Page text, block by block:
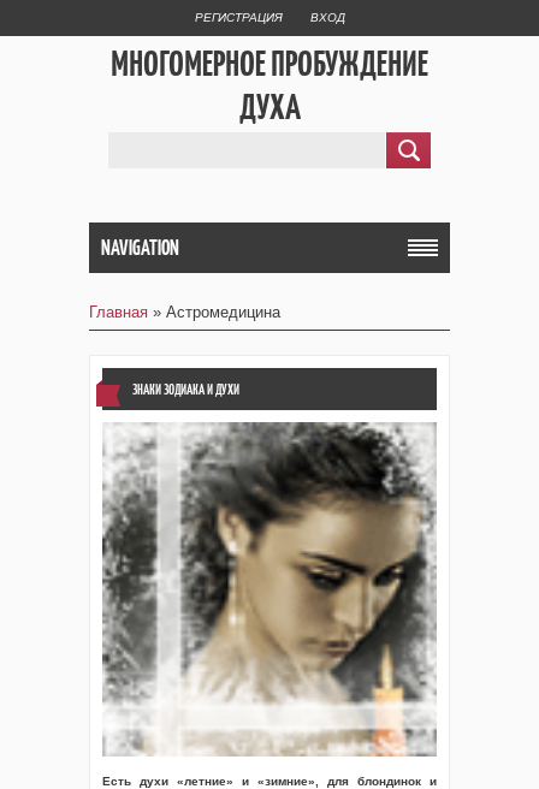
РЕГИСТРАЦИЯ ВХОД
МНОГОМЕРНОЕ ПРОБУЖДЕНИЕ
ДУХА
NAVIGATION
Главная » Астромедицина
ЗНАКИ ЗОДИАКА И ДУХИ
Есть духи «летние» и «зимние», для блондинок и